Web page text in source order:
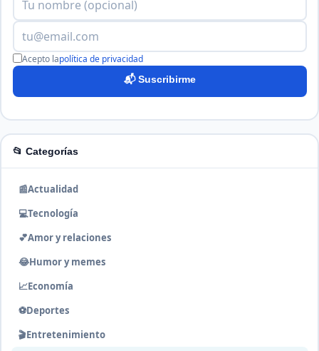
Acepto lapolítica de privacidad
📬 Suscribirme
📂 Categorías
📰Actualidad
💻Tecnología
💕Amor y relaciones
😂Humor y memes
📈Economía
⚽Deportes
🎬Entretenimiento